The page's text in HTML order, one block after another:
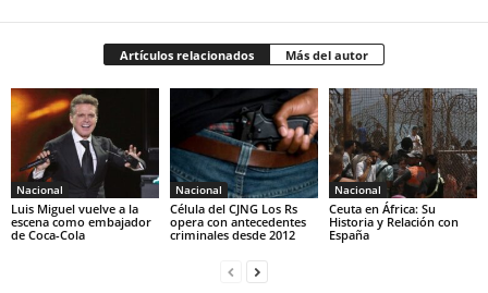
Artículos relacionados Más del autor
Nacional
Luis Miguel vuelve a la
escena como embajador
de Coca-Cola
Nacional
Célula del CJNG Los Rs
opera con antecedentes
criminales desde 2012
Nacional
Ceuta en África: Su
Historia y Relación con
España